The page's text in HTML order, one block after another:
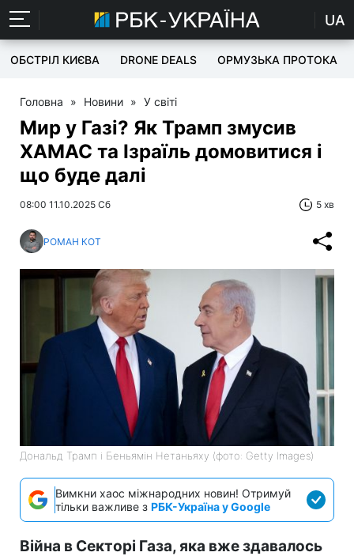
UA
ОБСТРІЛ КИЄВА DRONE DEALS ОРМУЗЬКА ПРОТОКА
Головна » Новини » У світі
Мир у Газі? Як Трамп змусив
ХАМАС та Ізраїль домовитися і
що буде далі
08:00 11.10.2025 Сб 5 хв
РОМАН КОТ
Дональд Трамп і Беньямін Нетаньяху (фото: Getty Images)
Вимкни хаос міжнародних новин! Отримуй
тільки важливе з РБК-Україна у Google
Війна в Секторі Газа, яка вже здавалось